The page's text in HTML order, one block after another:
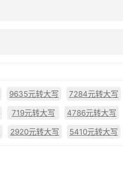
9635元转大写 7284元转大写
719元转大写 4786元转大写
2920元转大写 5410元转大写